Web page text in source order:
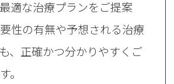
適な治療プランをご提案
性の有無や予想される治療
、正確かつ分かりやすくご
。